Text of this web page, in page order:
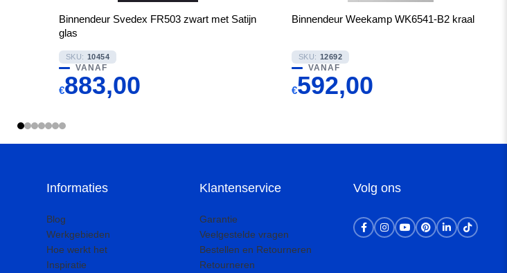
Binnendeur Svedex FR503 zwart met Satijn
glas
SKU: 10454
VANAF
€883,00
Binnendeur Weekamp WK6541-B2 kraal
SKU: 12692
VANAF
€592,00
Informaties
Blog
Werkgebieden
Hoe werkt het
Inspiratie
Klantenservice
Garantie
Veelgestelde vragen
Bestellen en Retourneren
Retourneren
Volg ons